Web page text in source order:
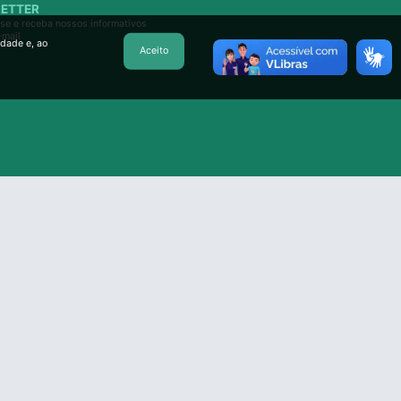
e receba nossos informativos
e, ao
Aceito